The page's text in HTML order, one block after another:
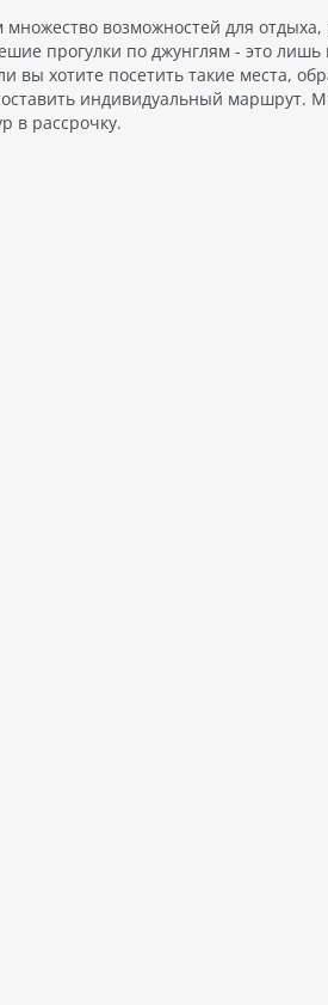
возможностей для
прогулки по джунглям - это лишь
вы хотите посетить такие места,
индивидуальный маршрут.
в рассрочку.